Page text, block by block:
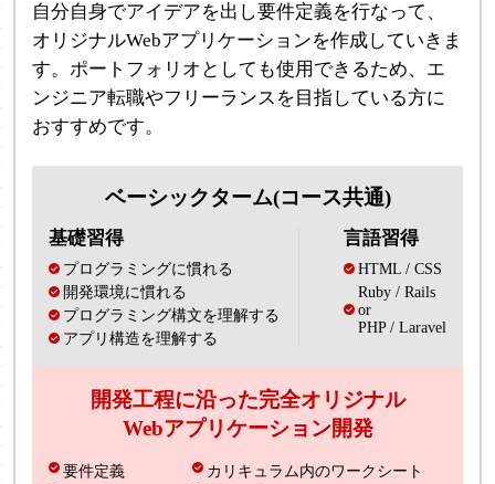
自分自身でアイデアを出し要件定義を行なって、
オリジナルWebアプリケーションを作成していきま
す。ポートフォリオとしても使用できるため、エ
ンジニア転職やフリーランスを目指している方に
おすすめです。
ベーシックターム(コース共通)
基礎習得
プログラミングに慣れる
開発環境に慣れる
プログラミング構文を理解する
アプリ構造を理解する
言語習得
HTML / CSS
Ruby / Rails
or
PHP / Laravel
開発工程に沿った完全オリジナル
Webアプリケーション開発
要件定義
カリキュラム内のワークシート